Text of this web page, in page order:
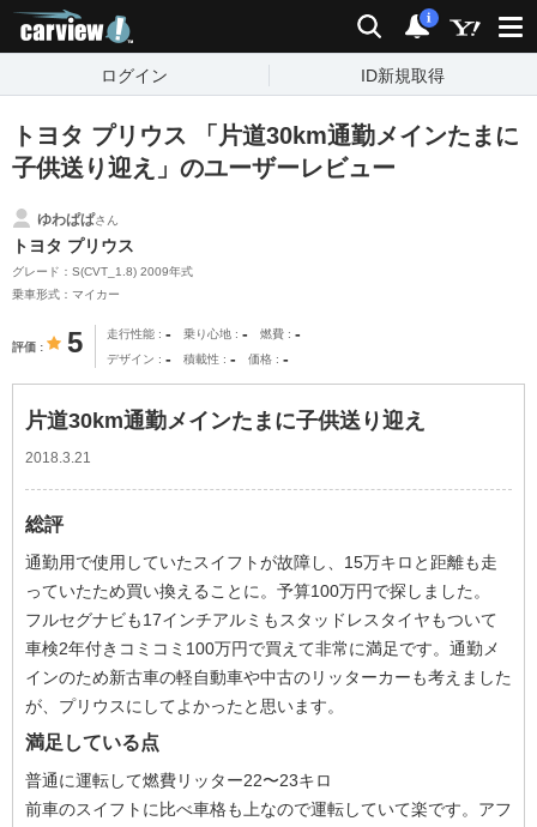
検索 通知
i
ログイン ID新規取得
トヨタ プリウス 「片道30km通勤メインたまに
子供送り迎え」のユーザーレビュー
ゆわぱぱさん
トヨタ プリウス
グレード：S(CVT_1.8) 2009年式
乗車形式：マイカー
評価 5 走行性能 - 乗り心地 - 燃費 -
デザイン - 積載性 - 価格 -
片道30km通勤メインたまに子供送り迎え
2018.3.21
総評
通勤用で使用していたスイフトが故障し、15万キロと距離も走
っていたため買い換えることに。予算100万円で探しました。
フルセグナビも17インチアルミもスタッドレスタイヤもついて
車検2年付きコミコミ100万円で買えて非常に満足です。通勤メ
インのため新古車の軽自動車や中古のリッターカーも考えました
が、プリウスにしてよかったと思います。
満足している点
普通に運転して燃費リッター22〜23キロ
前車のスイフトに比べ車格も上なので運転していて楽です。アフ